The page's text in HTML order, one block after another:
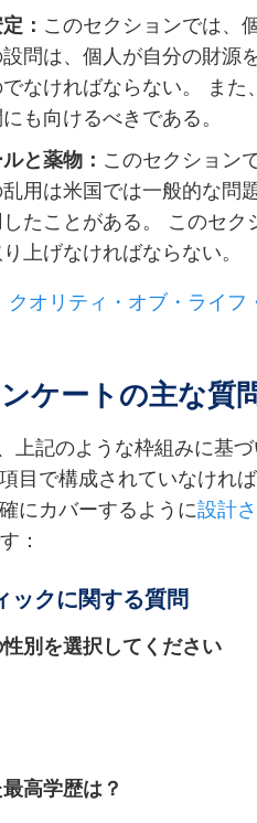
： このセクションでは、
問は、個人が自分の財源
なければならない。 ま
も向けるべきである。
と薬物： このセクション
乱用は米国では一般的な問
たことがある。 このセ
上げなければならない。
クオリティ・オブ・ライ
ケートの主な質
上記のような枠組みに基
目で構成されていなけれ
にカバーするように設計さ
：
ックに関する質問
別を選択してください
高学歴は？